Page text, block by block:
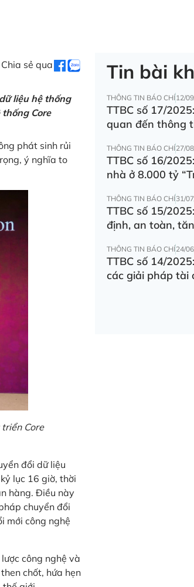
Chia sẻ qua
liệu hệ thống
Core
phát sinh rủi
ý nghĩa to
Core
đổi dữ liệu
lục 16 giờ, thời
hàng. Điều này
chuyển đổi
mới công nghệ
công nghệ và
chốt, hứa hẹn
Tin bài
THÔNG TIN BÁO CHÍ12/
TTBC số 17/
quan đến thông
THÔNG TIN BÁO CHÍ27/
TTBC số 16/
nhà ở 8.000 tỷ “Tri ân
THÔNG TIN BÁO CHÍ31/
TTBC số 15/
định, an toàn,
THÔNG TIN BÁO CHÍ24/
TTBC số 14/
các giải pháp tài